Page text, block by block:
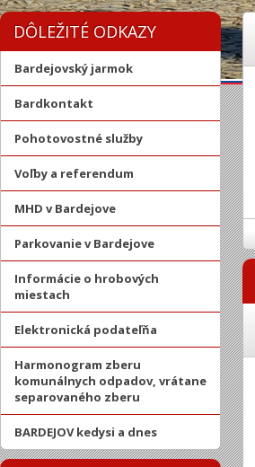
DÔLEŽITÉ ODKAZY
Bardejovský jarmok
Bardkontakt
Pohotovostné služby
Voľby a referendum
MHD v Bardejove
Parkovanie v Bardejove
Informácie o hrobových
miestach
Elektronická podateľňa
Harmonogram zberu
komunálnych odpadov, vrátane
separovaného zberu
BARDEJOV kedysi a dnes